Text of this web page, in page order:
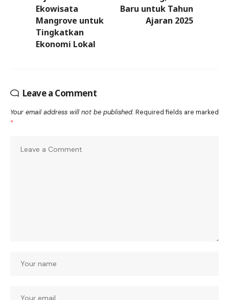
Ekowisata
Mangrove untuk
Tingkatkan
Ekonomi Lokal
Baru untuk Tahun
Ajaran 2025
Leave a Comment
Your email address will not be published. Required fields are marked
*